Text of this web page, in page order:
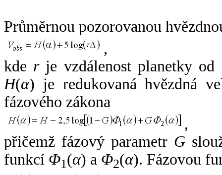
Průměrnou pozorovanou
,
kde rje vzdálenost planetky od
H(α) je redukovaná hvězdná
fázového zákona
,
přičemž fázový parametr G
funkcí Φ1(α) a Φ2(α). Fázovou